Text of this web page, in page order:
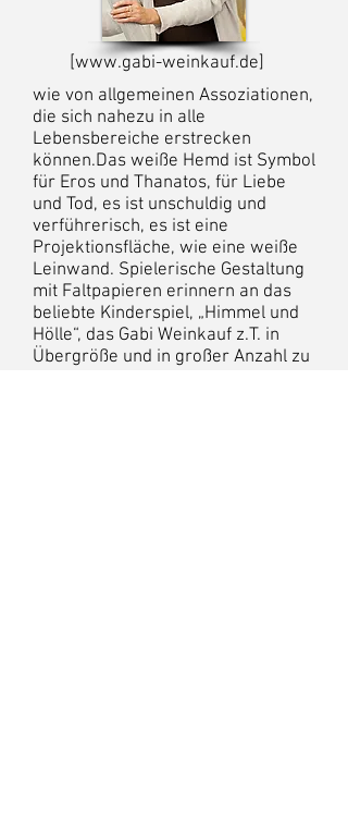
[www.gabi-weinkauf.de]
wie von allgemeinen Assoziationen,
die sich nahezu in alle
Lebensbereiche erstrecken
können.Das weiße Hemd ist Symbol
für Eros und Thanatos, für Liebe
und Tod, es ist unschuldig und
verführerisch, es ist eine
Projektionsfläche, wie eine weiße
Leinwand. Spielerische Gestaltung
mit Faltpapieren erinnern an das
beliebte Kinderspiel, „Himmel und
Hölle“, das Gabi Weinkauf z.T. in
Übergröße und in großer Anzahl zu